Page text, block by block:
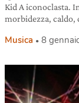
Kid A iconoclasta.
morbidezza, caldo,
Musica 8